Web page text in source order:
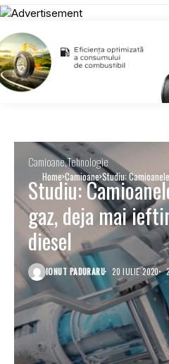
Home Camioane Studiu:
decât cele diesel
CamioaneTehnologie
Studiu:
gaz, deja mai
diesel
IONUT PADURARU 20 IULIE 2020